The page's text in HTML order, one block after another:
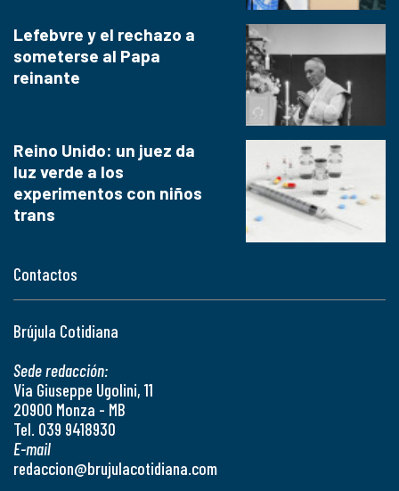
Contactos
Brújula Cotidiana
Sede redacción:
Via Giuseppe Ugolini, 11
20900 Monza - MB
Tel. 039 9418930
E-mail
redaccion@brujulacotidiana.com
Lefebvre y el rechazo a
someterse al Papa
reinante
Reino Unido: un juez da
luz verde a los
experimentos con niños
trans